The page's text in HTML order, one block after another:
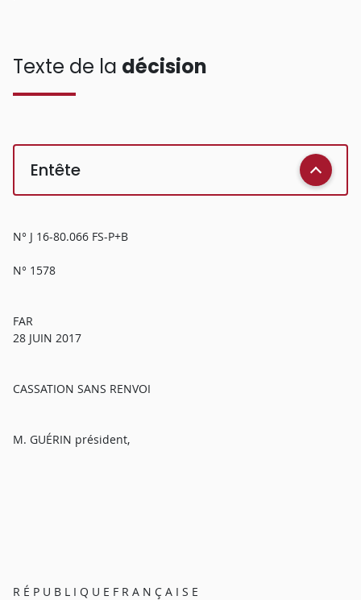
Texte de la décision
Entête
N° J 16-80.066 FS-P+B
N° 1578
FAR
28 JUIN 2017
CASSATION SANS RENVOI
M. GUÉRIN président,
R É P U B L I Q U E F R A N Ç A I S E